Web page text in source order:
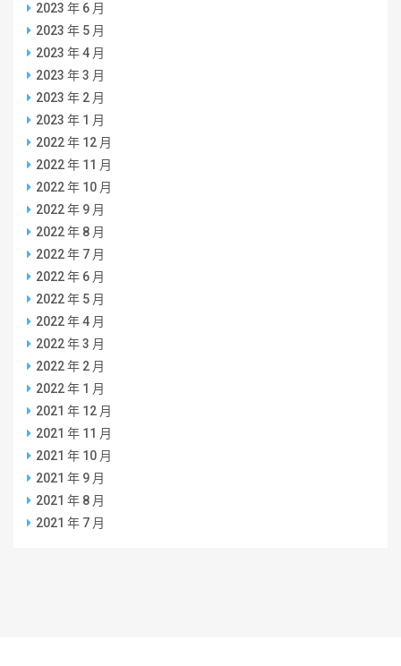
2023 年 6 月
2023 年 5 月
2023 年 4 月
2023 年 3 月
2023 年 2 月
2023 年 1 月
2022 年 12 月
2022 年 11 月
2022 年 10 月
2022 年 9 月
2022 年 8 月
2022 年 7 月
2022 年 6 月
2022 年 5 月
2022 年 4 月
2022 年 3 月
2022 年 2 月
2022 年 1 月
2021 年 12 月
2021 年 11 月
2021 年 10 月
2021 年 9 月
2021 年 8 月
2021 年 7 月